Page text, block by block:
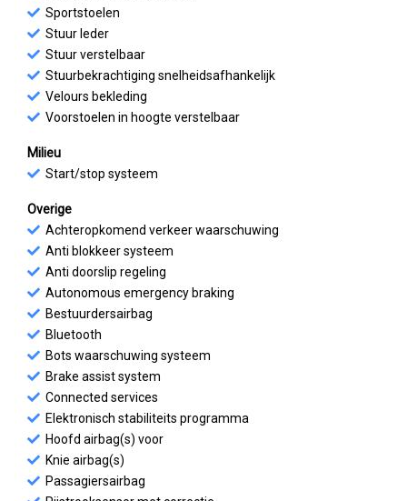
Sportstoelen
Stuur leder
Stuur verstelbaar
Stuurbekrachtiging snelheidsafhankelijk
Velours bekleding
Voorstoelen in hoogte verstelbaar
Milieu
Start/stop systeem
Overige
Achteropkomend verkeer waarschuwing
Anti blokkeer systeem
Anti doorslip regeling
Autonomous emergency braking
Bestuurdersairbag
Bluetooth
Bots waarschuwing systeem
Brake assist system
Connected services
Elektronisch stabiliteits programma
Hoofd airbag(s) voor
Knie airbag(s)
Passagiersairbag